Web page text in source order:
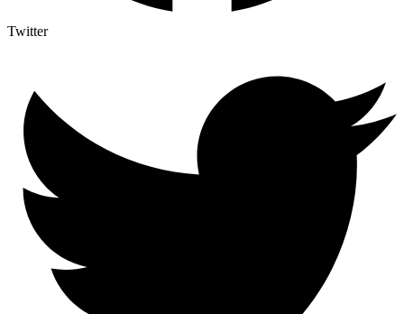
Twitter